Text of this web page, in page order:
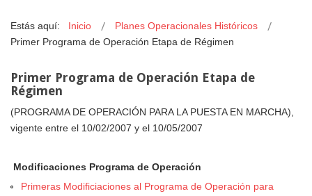
Estás aquí: Inicio
Planes Operacionales Históricos
Primer Programa de Operación Etapa de Régimen
Primer Programa de Operación Etapa de
Régimen
(PROGRAMA DE OPERACIÓN PARA LA PUESTA EN MARCHA),
vigente entre el 10/02/2007 y el 10/05/2007
Modificaciones Programa de Operación
Primeras Modificiaciones al Programa de Operación para